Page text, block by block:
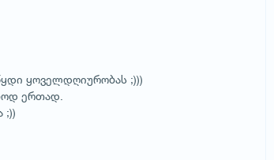
ყოველდღიურობას ;)))
ერთად.
;))